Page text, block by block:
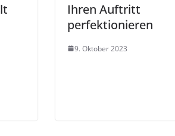
Ihren Auftritt
perfektionieren
9. Oktober 2023